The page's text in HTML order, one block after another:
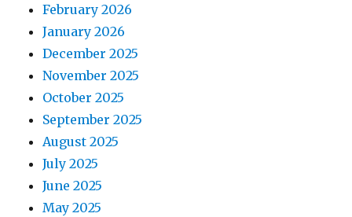
February 2026
January 2026
December 2025
November 2025
October 2025
September 2025
August 2025
July 2025
June 2025
May 2025